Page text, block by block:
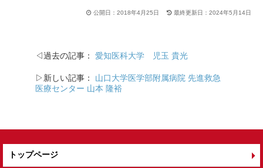
公開日：2018年4月25日 最終更新日：2024年5月14日
◁過去の記事： 愛知医科大学 児玉 貴光
▷新しい記事： 山口大学医学部附属病院 先進救急
医療センター 山本 隆裕
トップページ